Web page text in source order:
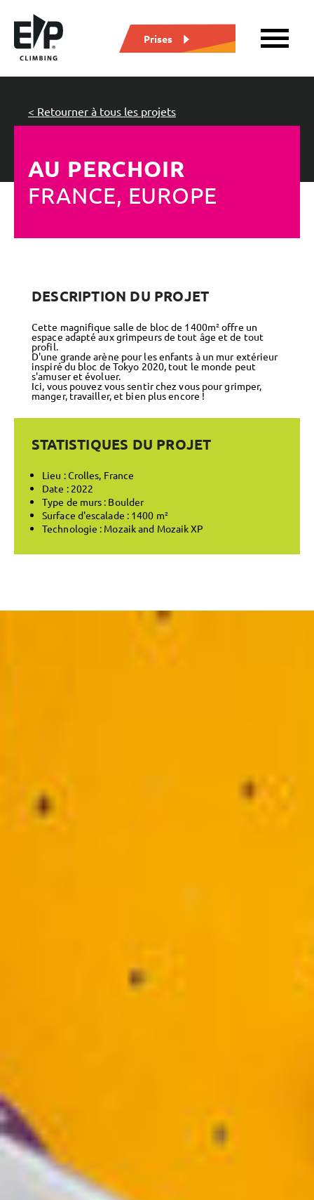
Prises
AU PERCHOIR
FRANCE, EUROPE
< Retourner à tous les projets
DESCRIPTION DU PROJET
Cette magnifique salle de bloc de 1400m² offre un
espace adapté aux grimpeurs de tout âge et de tout
profil.
D'une grande arène pour les enfants à un mur extérieur
inspiré du bloc de Tokyo 2020, tout le monde peut
s'amuser et évoluer.
Ici, vous pouvez vous sentir chez vous pour grimper,
manger, travailler, et bien plus encore !
STATISTIQUES DU PROJET
Lieu : Crolles, France
Date : 2022
Type de murs : Boulder
Surface d'escalade : 1400 m²
Technologie : Mozaik and Mozaik XP